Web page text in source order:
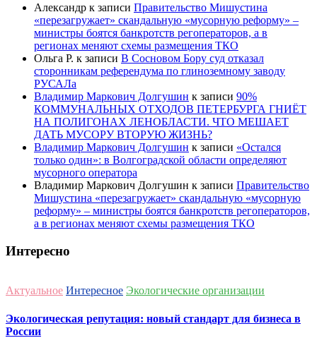
Александр к записи Правительство Мишустина
«перезагружает» скандальную «мусорную реформу» –
министры боятся банкротств регоператоров, а в
регионах меняют схемы размещения ТКО
Ольга Р. к записи В Сосновом Бору суд отказал
сторонникам референдума по глиноземному заводу
РУСАЛа
Владимир Маркович Долгушин к записи 90%
КОММУНАЛЬНЫХ ОТХОДОВ ПЕТЕРБУРГА ГНИЁТ
НА ПОЛИГОНАХ ЛЕНОБЛАСТИ. ЧТО МЕШАЕТ
ДАТЬ МУСОРУ ВТОРУЮ ЖИЗНЬ?
Владимир Маркович Долгушин к записи «Остался
только один»: в Волгоградской области определяют
мусорного оператора
Владимир Маркович Долгушин к записи Правительство
Мишустина «перезагружает» скандальную «мусорную
реформу» – министры боятся банкротств регоператоров,
а в регионах меняют схемы размещения ТКО
Интересно
Актуальное Интересное Экологические организации
Экологическая репутация: новый стандарт для бизнеса в
России